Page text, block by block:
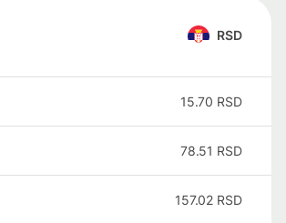
RSD
15.70 RSD
78.51 RSD
157.02 RSD